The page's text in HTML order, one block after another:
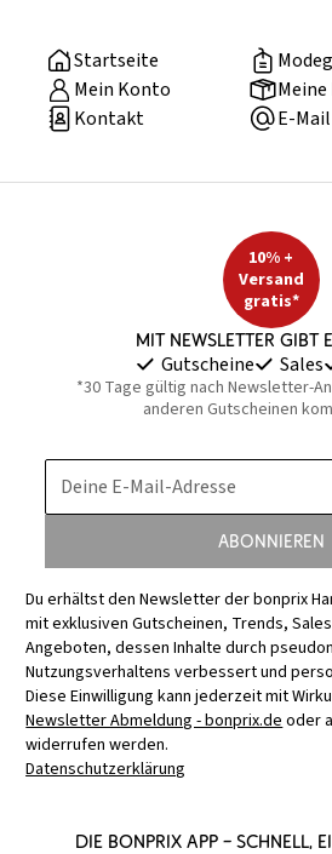
Startseite
Mein Konto
Kontakt
E-
10% +
Versand
gratis*
Mit Newsletter gibt
Gutscheine Sales
*30 Tage gültig nach Newsletter-
anderen Gutscheinen
Deine E-Mail-Adresse
Abonnieren
Du erhältst den Newsletter der bonprix
mit exklusiven Gutscheinen, Trends,
Angeboten, dessen Inhalte durch
Nutzungsverhaltens verbessert und
Diese Einwilligung kann jederzeit mit
Newsletter Abmeldung - bonprix.deoder
widerrufen werden.
Datenschutzerklärung
Die bonprix App – schnell,